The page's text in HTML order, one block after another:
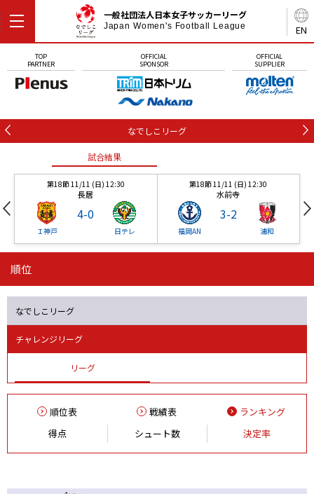
EN
一般社団法人日本女子サッカーリーグ
Japan Women's Football League
TOP
PARTNER
OFFICIAL
SPONSOR
OFFICIAL
SUPPLIER
なでしこリーグ
試合結果
第18節 11/11 (日) 12:30
長居
Ｉ神戸
4-0
日テレ
第18節 11/11 (日) 12:30
水前寺
福岡AN
3-2
浦和
順位
なでしこリーグ
チャレンジリーグ
リーグ
順位表 戦績表
ランキング
得点
シュート数 決定率